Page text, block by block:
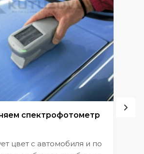
спектрофотометр
цвет с автомобиля и по